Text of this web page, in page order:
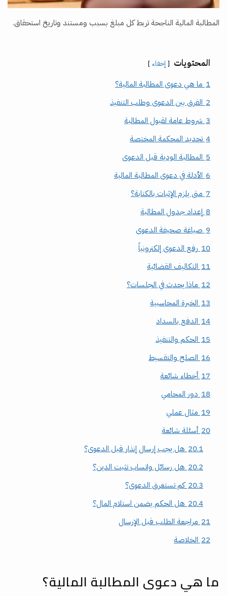
المطالبة المالية الناجحة تربط كل مبلغ بسبب ومستند وتاريخ استحقاق.
المحتويات إخفاء
1 ما هي دعوى المطالبة المالية؟
2 الفرق بين الدعوى وطلب التنفيذ
3 شروط عامة لقبول المطالبة
4 تحديد المحكمة المختصة
5 المطالبة الودية قبل الدعوى
6 الأدلة في دعوى المطالبة المالية
7 متى يلزم الإثبات بالكتابة؟
8 إعداد جدول المطالبة
9 صياغة صحيفة الدعوى
10 رفع الدعوى إلكترونياً
11 التكاليف القضائية
12 ماذا يحدث في الجلسات؟
13 الخبرة المحاسبية
14 الدفع بالسداد
15 الحكم والتنفيذ
16 الصلح والتقسيط
17 أخطاء شائعة
18 دور المحامي
19 مثال عملي
20 أسئلة شائعة
20.1 هل يجب إرسال إنذار قبل الدعوى؟
20.2 هل رسائل واتساب تثبت الدين؟
20.3 كم تستغرق الدعوى؟
20.4 هل الحكم يضمن استلام المال؟
21 مراجعة الطلب قبل الإرسال
22 الخلاصة
ما هي دعوى المطالبة المالية؟